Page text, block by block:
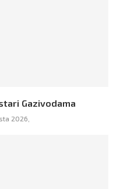
Gazivodama
2026,